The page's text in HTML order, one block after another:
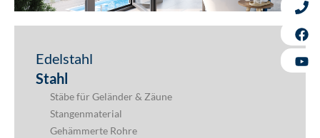
Edelstahl
Stahl
Stäbe für Geländer & Zäune
Stangenmaterial
Gehämmerte Rohre